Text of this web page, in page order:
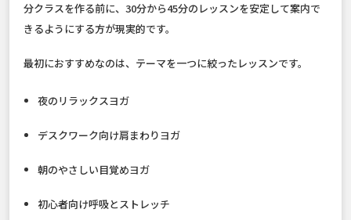
分クラスを作る前に、30分から45分のレッスンを安定して案内で
きるようにする方が現実的です。
最初におすすめなのは、テーマを一つに絞ったレッスンです。
夜のリラックスヨガ
デスクワーク向け肩まわりヨガ
朝のやさしい目覚めヨガ
初心者向け呼吸とストレッチ